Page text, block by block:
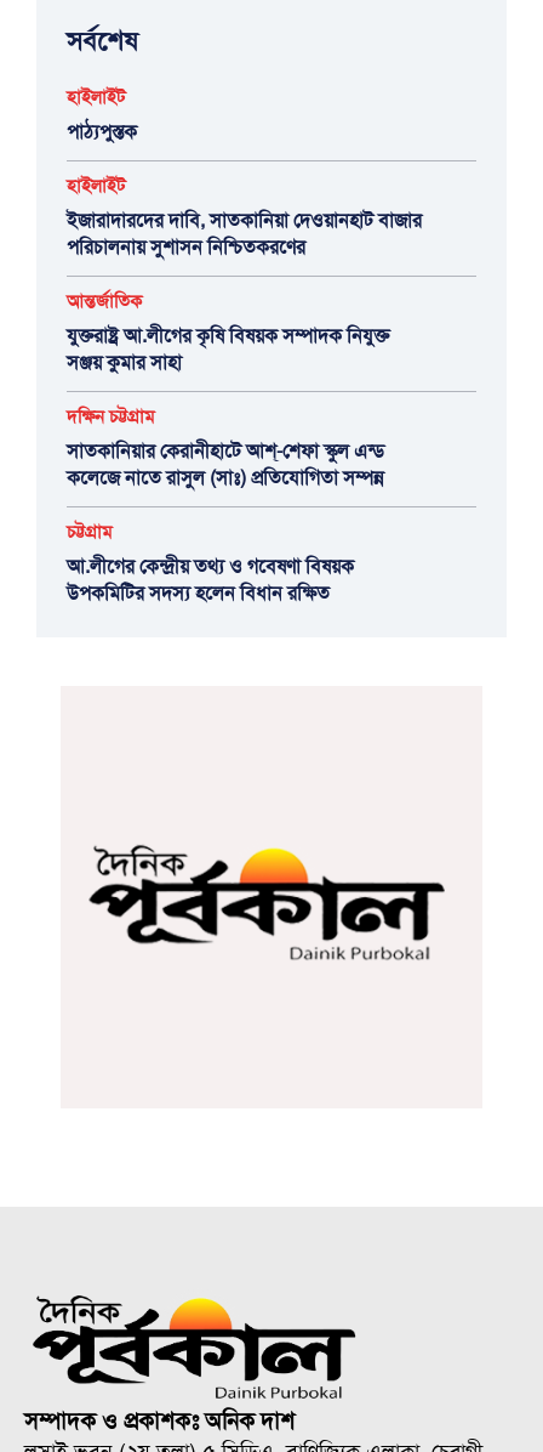
সর্বশেষ
হাইলাইট
পাঠ্যপুস্তক
হাইলাইট
ইজারাদারদের দাবি, সাতকানিয়া দেওয়ানহাট বাজার
পরিচালনায় সুশাসন নিশ্চিতকরণের
আন্তর্জাতিক
যুক্তরাষ্ট্র আ.লীগের কৃষি বিষয়ক সম্পাদক নিযুক্ত
সঞ্জয় কুমার সাহা
দক্ষিন চট্টগ্রাম
সাতকানিয়ার কেরানীহাটে আশ্-শেফা স্কুল এন্ড
কলেজে নাতে রাসুল (সাঃ) প্রতিযোগিতা সম্পন্ন
চট্টগ্রাম
আ.লীগের কেন্দ্রীয় তথ্য ও গবেষণা বিষয়ক
উপকমিটির সদস্য হলেন বিধান রক্ষিত
সম্পাদক ও প্রকাশকঃ অনিক দাশ